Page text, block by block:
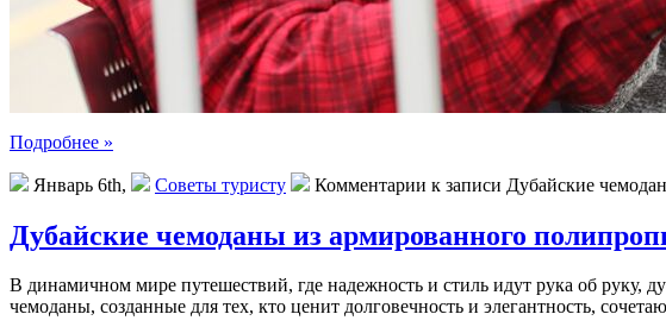
Подробнее »
Январь 6th, Советы туристу Комментарии к записи Дубайские
Дубайские чемоданы из армированного
В динамичном мире путешествий, где надежность и стиль идут рука об руку,
чемоданы, созданные для тех, кто ценит долговечность и элегантность,